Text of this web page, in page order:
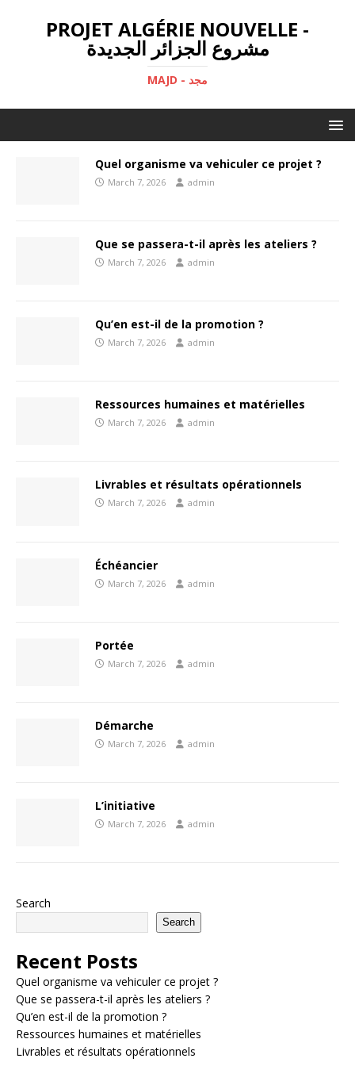
PROJET ALGÉRIE NOUVELLE -
مشروع الجزائر الجديدة
MAJD - مجد
Quel organisme va vehiculer ce projet ?
March 7, 2026 admin
Que se passera-t-il après les ateliers ?
March 7, 2026 admin
Qu’en est-il de la promotion ?
March 7, 2026 admin
Ressources humaines et matérielles
March 7, 2026 admin
Livrables et résultats opérationnels
March 7, 2026 admin
Échéancier
March 7, 2026 admin
Portée
March 7, 2026 admin
Démarche
March 7, 2026 admin
L’initiative
March 7, 2026 admin
Search
Search
Recent Posts
Quel organisme va vehiculer ce projet ?
Que se passera-t-il après les ateliers ?
Qu’en est-il de la promotion ?
Ressources humaines et matérielles
Livrables et résultats opérationnels